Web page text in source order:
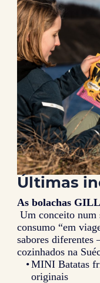
Últimas
As bolachas
Um conceito num
consumo “em
sabores diferentes
cozinhados na
MINI Batatas
originais